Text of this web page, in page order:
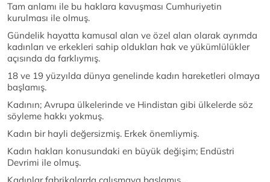
Tam anlamı ile bu haklara kavuşması Cumhuriyetin
kurulması ile olmuş.
Gündelik hayatta kamusal alan ve özel alan olarak ayrımda
kadınları ve erkekleri sahip oldukları hak ve yükümlülükler
açısında da farklıymış.
18 ve 19 yüzyılda dünya genelinde kadın hareketleri olmaya
başlamış.
Kadının; Avrupa ülkelerinde ve Hindistan gibi ülkelerde söz
söyleme hakkı yokmuş.
Kadın bir hayli değersizmiş. Erkek önemliymiş.
Kadın hakları konusundaki en büyük değişim; Endüstri
Devrimi ile olmuş.